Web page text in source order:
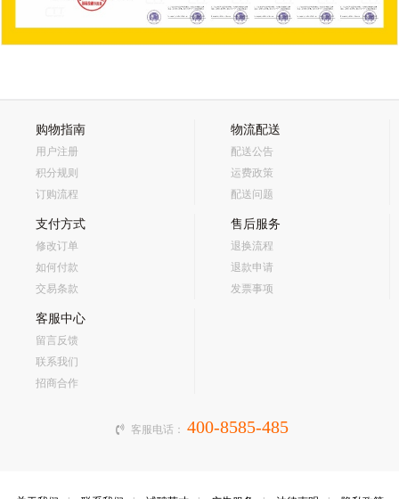
购物指南
用户注册
积分规则
订购流程
物流配送
配送公告
运费政策
配送问题
支付方式
修改订单
如何付款
交易条款
售后服务
退换流程
退款申请
发票事项
客服中心
留言反馈
联系我们
招商合作
客服电话： 400-8585-485